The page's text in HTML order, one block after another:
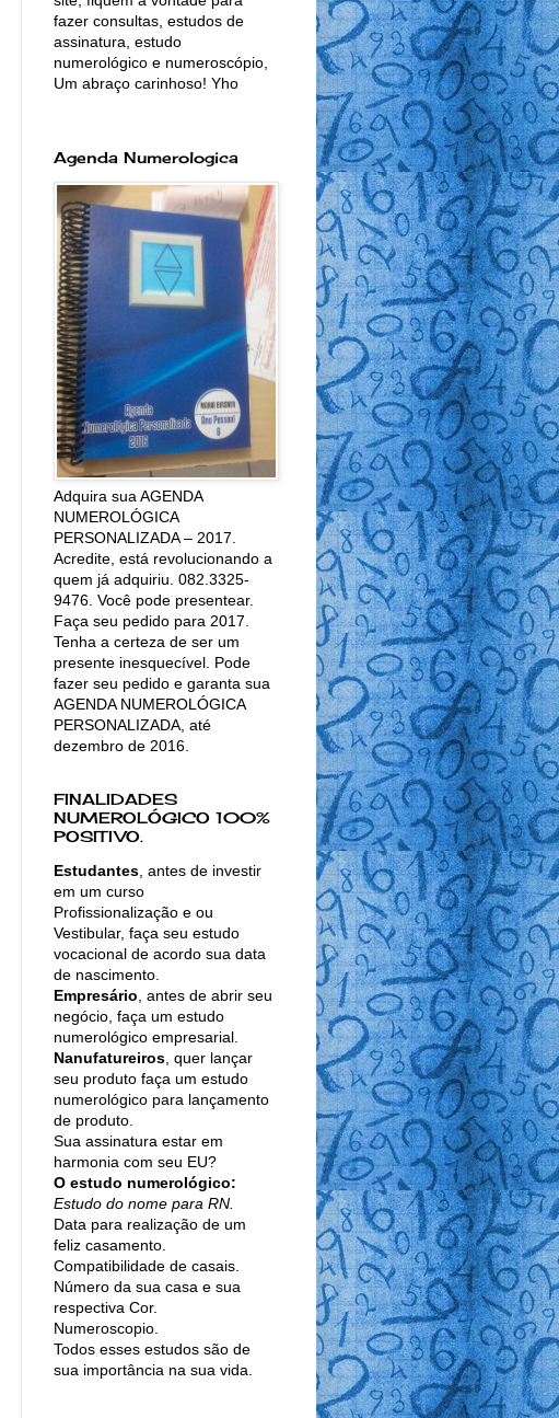
fazer consultas, estudos de
assinatura, estudo
numerológico e numeroscópio,
Um abraço carinhoso! Yho
Agenda Numerologica
Adquira sua AGENDA
NUMEROLÓGICA
PERSONALIZADA – 2017.
Acredite, está revolucionando a
quem já adquiriu. 082.3325-
9476. Você pode presentear.
Faça seu pedido para 2017.
Tenha a certeza de ser um
presente inesquecível. Pode
fazer seu pedido e garanta sua
AGENDA NUMEROLÓGICA
PERSONALIZADA, até
dezembro de 2016.
FINALIDADES
NUMEROLÓGICO 100%
POSITIVO.
Estudantes , antes de investir
em um curso
Profissionalização e ou
Vestibular, faça seu estudo
vocacional de acordo sua data
de nascimento.
Empresário , antes de abrir seu
negócio, faça um estudo
numerológico empresarial.
Nanufatureiros , quer lançar
seu produto faça um estudo
numerológico para lançamento
de produto.
Sua assinatura estar em
harmonia com seu EU?
O estudo numerológico:
Estudo do nome para RN.
Data para realização de um
feliz casamento.
Compatibilidade de casais.
Número da sua casa e sua
respectiva Cor.
Numeroscopio.
Todos esses estudos são de
sua importância na sua vida.